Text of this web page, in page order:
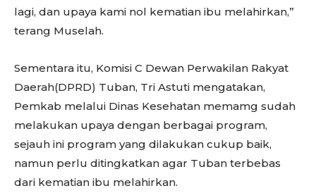
lagi, dan upaya kami nol kematian ibu melahirkan,”
terang Muselah.
Sementara itu, Komisi C Dewan Perwakilan Rakyat
Daerah(DPRD) Tuban, Tri Astuti mengatakan,
Pemkab melalui Dinas Kesehatan memamg sudah
melakukan upaya dengan berbagai program,
sejauh ini program yang dilakukan cukup baik,
namun perlu ditingkatkan agar Tuban terbebas
dari kematian ibu melahirkan.